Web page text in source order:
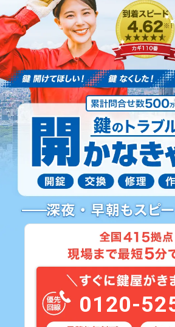
0120-